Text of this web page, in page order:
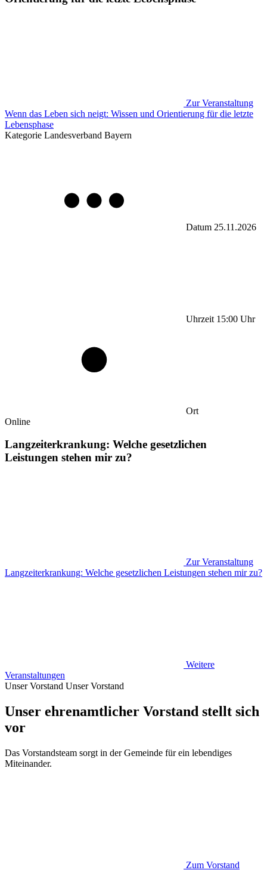
Zur Veranstaltung
Wenn das Leben sich neigt: Wissen und Orientierung für die letzte
Lebensphase
Kategorie Landesverband Bayern
Datum 25.11.2026
Uhrzeit 15:00 Uhr
Ort
Online
Langzeiterkrankung: Welche gesetzlichen
Leistungen stehen mir zu?
Zur Veranstaltung
Langzeiterkrankung: Welche gesetzlichen Leistungen stehen mir zu?
Weitere
Veranstaltungen
Unser Vorstand Unser Vorstand
Unser ehrenamtlicher Vorstand stellt sich
vor
Das Vorstandsteam sorgt in der Gemeinde für ein lebendiges
Miteinander.
Zum Vorstand